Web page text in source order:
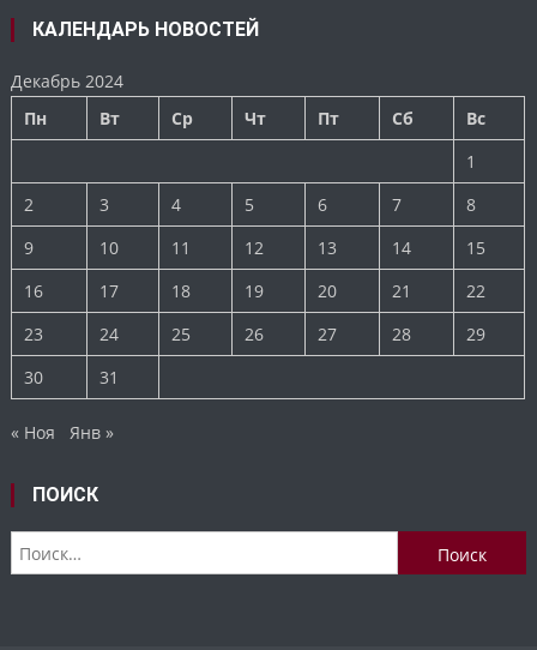
КАЛЕНДАРЬ НОВОСТЕЙ
Декабрь 2024
Пн
Вт Ср Чт Пт Сб
Вс
1
2
3 4 5 6 7
8
9
10 11 12 13 14
15
16
17 18 19 20 21
22
23
24 25 26 27 28
29
30
31
« Ноя Янв »
ПОИСК
Найти: